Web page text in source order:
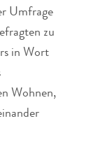
Umfrage
zu
in Wort
Wohnen,